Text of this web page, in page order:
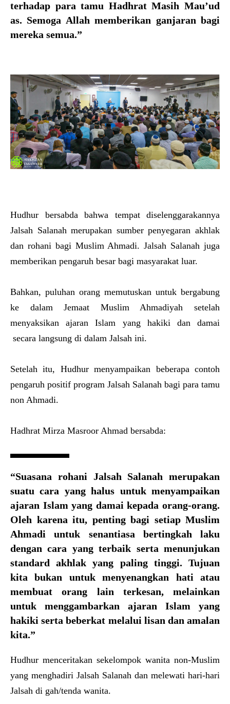
terhadap para tamu Hadhrat Masih Mau’ud
as. Semoga Allah memberikan ganjaran bagi
mereka semua.”
Hudhur bersabda bahwa tempat diselenggarakannya
Jalsah Salanah merupakan sumber penyegaran akhlak
dan rohani bagi Muslim Ahmadi. Jalsah Salanah juga
memberikan pengaruh besar bagi masyarakat luar.
Bahkan, puluhan orang memutuskan untuk bergabung
ke dalam Jemaat Muslim Ahmadiyah setelah
menyaksikan ajaran Islam yang hakiki dan damai
secara langsung di dalam Jalsah ini.
Setelah itu, Hudhur menyampaikan beberapa contoh
pengaruh positif program Jalsah Salanah bagi para tamu
non Ahmadi.
Hadhrat Mirza Masroor Ahmad bersabda:
“Suasana rohani Jalsah Salanah merupakan
suatu cara yang halus untuk menyampaikan
ajaran Islam yang damai kepada orang-orang.
Oleh karena itu, penting bagi setiap Muslim
Ahmadi untuk senantiasa bertingkah laku
dengan cara yang terbaik serta menunjukan
standard akhlak yang paling tinggi. Tujuan
kita bukan untuk menyenangkan hati atau
membuat orang lain terkesan, melainkan
untuk menggambarkan ajaran Islam yang
hakiki serta beberkat melalui lisan dan amalan
kita.”
Hudhur menceritakan sekelompok wanita non-Muslim
yang menghadiri Jalsah Salanah dan melewati hari-hari
Jalsah di gah/tenda wanita.